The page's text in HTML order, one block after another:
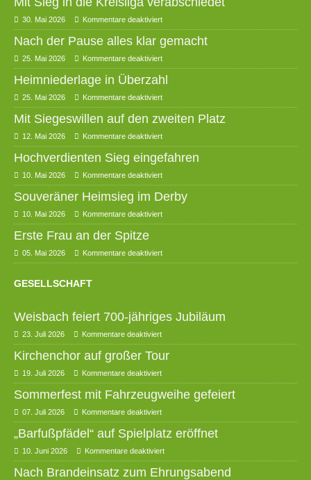
30. Mai 2026 Kommentare deaktiviert
Nach der Pause alles klar gemacht
25. Mai 2026 Kommentare deaktiviert
Heimniederlage in Überzahl
25. Mai 2026 Kommentare deaktiviert
Mit Siegeswillen auf den zweiten Platz
12. Mai 2026 Kommentare deaktiviert
Hochverdienten Sieg eingefahren
10. Mai 2026 Kommentare deaktiviert
Souveräner Heimsieg im Derby
10. Mai 2026 Kommentare deaktiviert
Erste Frau an der Spitze
05. Mai 2026 Kommentare deaktiviert
GESELLSCHAFT
Weisbach feiert 700-jähriges Jubiläum
23. Juli 2026 Kommentare deaktiviert
Kirchenchor auf großer Tour
19. Juli 2026 Kommentare deaktiviert
Sommerfest mit Fahrzeugweihe gefeiert
07. Juli 2026 Kommentare deaktiviert
„Barfußpfädel“ auf Spielplatz eröffnet
10. Juni 2026 Kommentare deaktiviert
Nach Brandeinsatz zum Ehrungsabend